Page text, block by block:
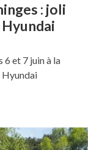
: joli
et 7 juin à la